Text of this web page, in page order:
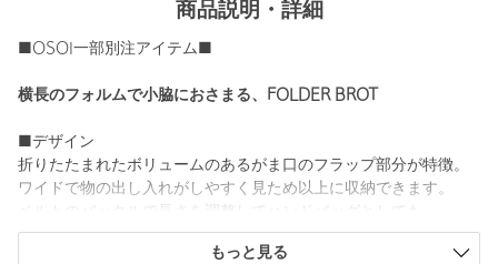
商品説明・詳細
■OSOI一部別注アイテム■
横長のフォルムで小脇におさまる、FOLDER BROT
■デザイン
折りたたまれたボリュームのあるがま口のフラップ部分が特徴。
ワイドで物の出し入れがしやすく見ため以上に収納できます。
OFF WHITEが、金具をゴールドカラーに変更した別注カラーで
もっと見る